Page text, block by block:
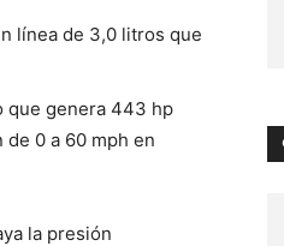
línea de 3,0 litros que
que genera 443 hp
0 a 60 mph en
la presión